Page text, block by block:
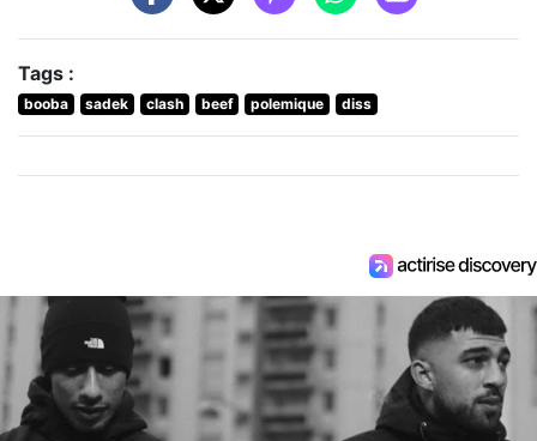
Tags :
booba sadek clash beef polemique diss